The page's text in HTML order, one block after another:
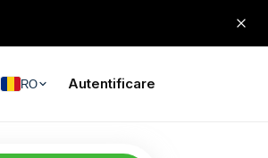
RO Autentificare